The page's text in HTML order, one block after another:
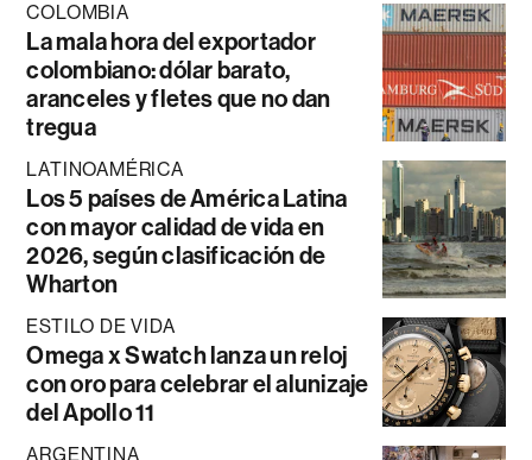
COLOMBIA
La mala hora del exportador
colombiano: dólar barato,
aranceles y fletes que no dan
tregua
LATINOAMÉRICA
Los 5 países de América Latina
con mayor calidad de vida en
2026, según clasificación de
Wharton
ESTILO DE VIDA
Omega x Swatch lanza un reloj
con oro para celebrar el alunizaje
del Apollo 11
ARGENTINA